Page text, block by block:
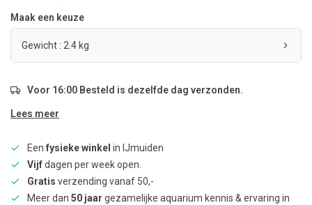
Maak een keuze
Gewicht : 2.4 kg
Voor 16:00 Besteld is dezelfde dag verzonden.
Lees meer
Een fysieke winkel in IJmuiden
Vijfdagen per week open.
Gratis verzending vanaf 50,-
Meer dan 50 jaar gezamelijke aquarium kennis & ervaring in